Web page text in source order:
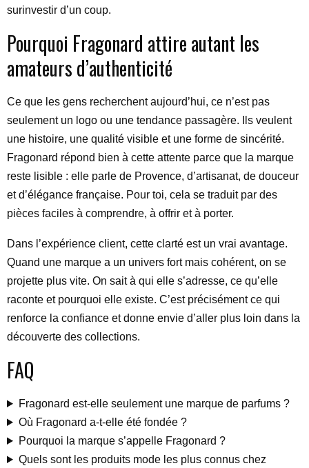
surinvestir d’un coup.
Pourquoi Fragonard attire autant les
amateurs d’authenticité
Ce que les gens recherchent aujourd’hui, ce n’est pas
seulement un logo ou une tendance passagère. Ils veulent
une histoire, une qualité visible et une forme de sincérité.
Fragonard répond bien à cette attente parce que la marque
reste lisible : elle parle de Provence, d’artisanat, de douceur
et d’élégance française. Pour toi, cela se traduit par des
pièces faciles à comprendre, à offrir et à porter.
Dans l’expérience client, cette clarté est un vrai avantage.
Quand une marque a un univers fort mais cohérent, on se
projette plus vite. On sait à qui elle s’adresse, ce qu’elle
raconte et pourquoi elle existe. C’est précisément ce qui
renforce la confiance et donne envie d’aller plus loin dans la
découverte des collections.
FAQ
Fragonard est-elle seulement une marque de parfums ?
Où Fragonard a-t-elle été fondée ?
Pourquoi la marque s’appelle Fragonard ?
Quels sont les produits mode les plus connus chez